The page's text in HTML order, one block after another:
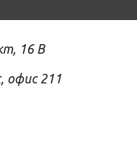
16 В
офис 211